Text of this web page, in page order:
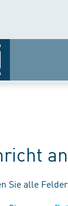
Sie alle